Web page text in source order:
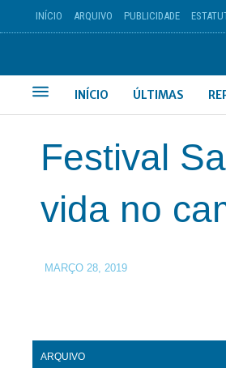
INÍCIO ARQUIVO PUBLICIDADE
INÍCIO ÚLTIMAS
Festival
vida no
MARÇO 28, 2019
ARQUIVO